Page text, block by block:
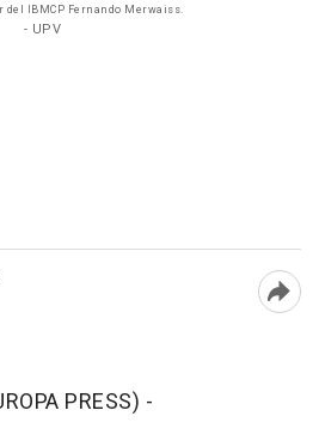
del IBMCP Fernando Merwaiss.
- UPV
PRESS) -